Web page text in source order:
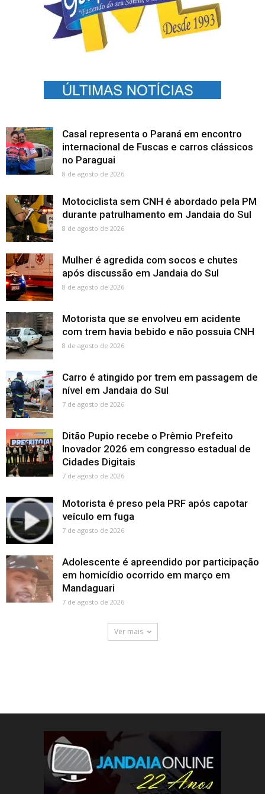
Casal representa o Paraná em encontro
internacional de Fuscas e carros clássicos
no Paraguai
8 de agosto de 2026
Motociclista sem CNH é abordado pela PM
durante patrulhamento em Jandaia do Sul
8 de agosto de 2026
Mulher é agredida com socos e chutes
após discussão em Jandaia do Sul
8 de agosto de 2026
Motorista que se envolveu em acidente
com trem havia bebido e não possuia CNH
8 de agosto de 2026
Carro é atingido por trem em passagem de
nível em Jandaia do Sul
7 de agosto de 2026
Ditão Pupio recebe o Prêmio Prefeito
Inovador 2026 em congresso estadual de
Cidades Digitais
7 de agosto de 2026
Motorista é preso pela PRF após capotar
veículo em fuga
7 de agosto de 2026
Adolescente é apreendido por participação
em homicídio ocorrido em março em
Mandaguari
7 de agosto de 2026
Ver mais